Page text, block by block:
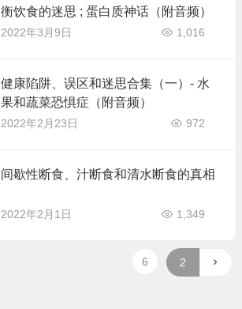
衡饮食的迷思 ; 蛋白质神话（附音频）
2022年3月9日 1,016
健康陷阱、误区和迷思合集（一）- 水
果和蔬菜恐惧症（附音频）
2022年2月23日 972
间歇性断食、汁断食和清水断食的真相
2022年2月1日 1,349
6